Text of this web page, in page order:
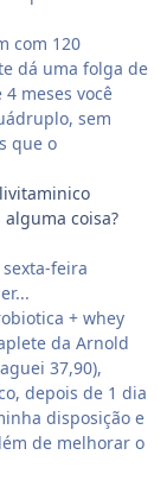
com 120
dá uma folga de
meses você
sem
que o
coisa?
feira
+ whey
da Arnold
37,90),
depois de 1 dia
disposição e
de melhorar o